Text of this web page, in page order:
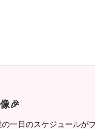
🎉
一日のスケジュールが